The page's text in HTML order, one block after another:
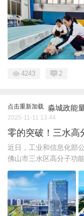
4243 2
点击重新加载 淼城政能
2025-11-11 13:44
零的突破！三水高
近日，工业和信息化部
佛山市三水区高分子功